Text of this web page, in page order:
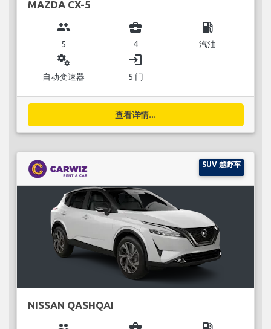
MAZDA CX-5
group
5
business_center
4
local_gas_station
汽油
miscellaneous_services
自动变速器
login
5 门
查看详情...
SUV 越野车
NISSAN QASHQAI